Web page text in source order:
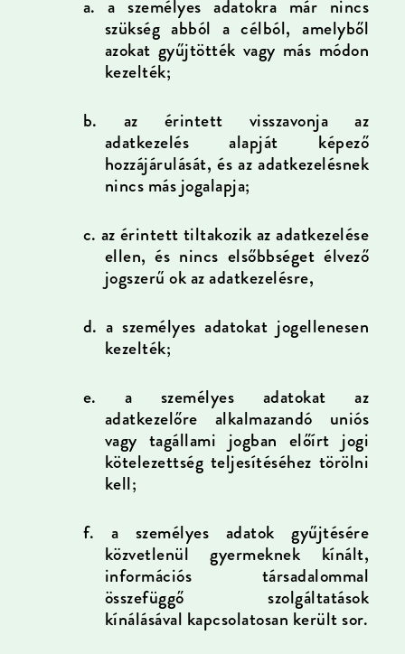
a.a személyes adatokra már nincs
szükség abból a célból, amelyből
azokat gyűjtötték vagy más módon
kezelték;
b. az érintett visszavonja az
adatkezelés alapját képező
hozzájárulását, és az adatkezelésnek
nincs más jogalapja;
c. az érintett tiltakozik az adatkezelése
ellen, és nincs elsőbbséget élvező
jogszerű ok az adatkezelésre,
d.a személyes adatokat jogellenesen
kezelték;
e. a személyes adatokat az
adatkezelőre alkalmazandó uniós
vagy tagállami jogban előírt jogi
kötelezettség teljesítéséhez törölni
kell;
f. a személyes adatok gyűjtésére
közvetlenül gyermeknek kínált,
információs társadalommal
összefüggő szolgáltatások
kínálásával kapcsolatosan került sor.